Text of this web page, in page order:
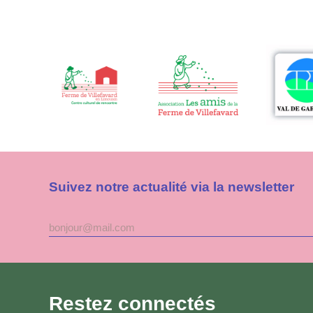
Suivez notre actualité via la newsletter
Adresse
mail
Restez connectés